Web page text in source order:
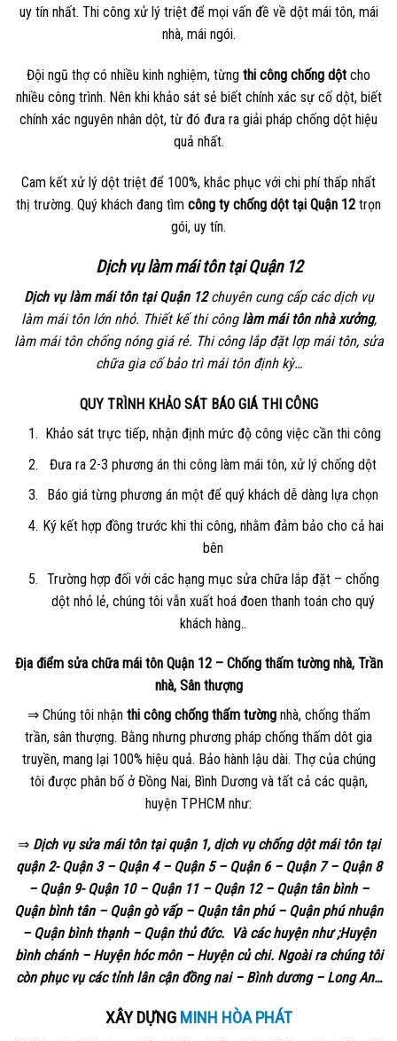
uy tín nhất. Thi công xử lý triệt để mọi vấn đề về dột mái tôn, mái
nhà, mái ngói.
Đội ngũ thợ có nhiều kinh nghiệm, từng thi công chống dột cho
nhiều công trình. Nên khi khảo sát sẻ biết chính xác sự cố dột, biết
chính xác nguyên nhân dột, từ đó đưa ra giải pháp chống dột hiệu
quả nhất.
Cam kết xử lý dột triệt để 100%, khắc phục với chi phí thấp nhất
thị trường. Quý khách đang tìm công ty chống dột tại Quận 12 trọn
gói, uy tín.
Dịch vụ làm mái tôn tại Quận 12
Dịch vụ làm mái tôn tại Quận 12chuyên cung cấp các dịch vụ
làm mái tôn lớn nhỏ. Thiết kế thi công làm mái tôn nhà xưởng,
làm mái tôn chống nóng giá rẻ. Thi công lắp đặt lợp mái tôn, sửa
chữa gia cố bảo trì mái tôn định kỳ…
QUY TRÌNH KHẢO SÁT BÁO GIÁ THI CÔNG
Khảo sát trực tiếp, nhận định mức độ công việc cần thi công
Đưa ra 2-3 phương án thi công làm mái tôn, xử lý chống dột
Báo giá từng phương án một để quý khách dễ dàng lựa chọn
Ký kết hợp đồng trước khi thi công, nhằm đảm bảo cho cả hai
bên
Trường hợp đối với các hạng mục sửa chữa lắp đặt – chống
dột nhỏ lẻ, chúng tôi vẫn xuất hoá đoen thanh toán cho quý
khách hàng..
Địa điểm sửa chữa mái tôn Quận 12 – Chống thấm tường nhà, Trần
nhà, Sân thượng
⇒ Chúng tôi nhận thi công chống thấm tườngnhà, chống thấm
trần, sân thượng. Bằng nhưng phương pháp chống thấm dôt gia
truyền, mang lại 100% hiệu quả. Bảo hành lậu dài. Thợ của chúng
tôi được phân bố ở Đồng Nai, Bình Dương và tất cả các quận,
huyện TPHCM như:
⇒Dịch vụ sửa mái tôn tại quận 1, dịch vụ chống dột mái tôn tại
quận 2- Quận 3 – Quận 4 – Quận 5 – Quận 6 – Quận 7 – Quận 8
– Quận 9- Quận 10 – Quận 11 – Quận 12 – Quận tân bình –
Quận bình tân – Quận gò vấp – Quận tân phú – Quận phú nhuận
– Quận bình thạnh – Quận thủ đức. Và các huyện như ;Huyện
bình chánh – Huyện hóc môn – Huyện củ chi. Ngoài ra chúng tôi
còn phục vụ các tỉnh lân cận đồng nai – Bình dương – Long An…
XÂY DỰNG MINH HÒA PHÁT